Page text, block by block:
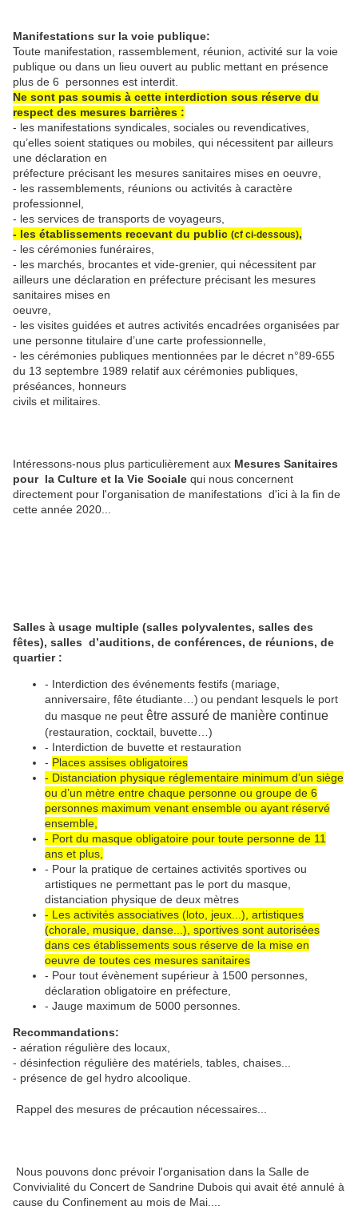
Manifestations sur la voie publique:
Toute manifestation, rassemblement, réunion, activité sur la voie
publique ou dans un lieu ouvert au public mettant en présence
plus de 6 personnes est interdit.
Ne sont pas soumis à cette interdiction sous réserve du
respect des mesures barrières :
- les manifestations syndicales, sociales ou revendicatives,
qu’elles soient statiques ou mobiles, qui nécessitent par ailleurs
une déclaration en
préfecture précisant les mesures sanitaires mises en oeuvre,
- les rassemblements, réunions ou activités à caractère
professionnel,
- les services de transports de voyageurs,
- les établissements recevant du public (cf ci-dessous),
- les cérémonies funéraires,
- les marchés, brocantes et vide-grenier, qui nécessitent par
ailleurs une déclaration en préfecture précisant les mesures
sanitaires mises en
oeuvre,
- les visites guidées et autres activités encadrées organisées par
une personne titulaire d’une carte professionnelle,
- les cérémonies publiques mentionnées par le décret n°89-655
du 13 septembre 1989 relatif aux cérémonies publiques,
préséances, honneurs
civils et militaires.
Intéressons-nous plus particulièrement aux Mesures Sanitaires
pour la Culture et la Vie Sociale qui nous concernent
directement pour l'organisation de manifestations d'ici à la fin de
cette année 2020...
Salles à usage multiple (salles polyvalentes, salles des
fêtes), salles d’auditions, de conférences, de réunions, de
quartier :
- Interdiction des événements festifs (mariage,
anniversaire, fête étudiante…) ou pendant lesquels le port
du masque ne peut être assuré de manière continue
(restauration, cocktail, buvette…)
- Interdiction de buvette et restauration
- Places assises obligatoires
- Distanciation physique réglementaire minimum d’un siège
ou d’un mètre entre chaque personne ou groupe de 6
personnes maximum venant ensemble ou ayant réservé
ensemble,
- Port du masque obligatoire pour toute personne de 11
ans et plus,
- Pour la pratique de certaines activités sportives ou
artistiques ne permettant pas le port du masque,
distanciation physique de deux mètres
- Les activités associatives (loto, jeux...), artistiques
(chorale, musique, danse...), sportives sont autorisées
dans ces établissements sous réserve de la mise en
oeuvre de toutes ces mesures sanitaires
- Pour tout évènement supérieur à 1500 personnes,
déclaration obligatoire en préfecture,
- Jauge maximum de 5000 personnes.
Recommandations:
- aération régulière des locaux,
- désinfection régulière des matériels, tables, chaises...
- présence de gel hydro alcoolique.
Rappel des mesures de précaution nécessaires...
Nous pouvons donc prévoir l'organisation dans la Salle de
Convivialité du Concert de Sandrine Dubois qui avait été annulé à
cause du Confinement au mois de Mai....